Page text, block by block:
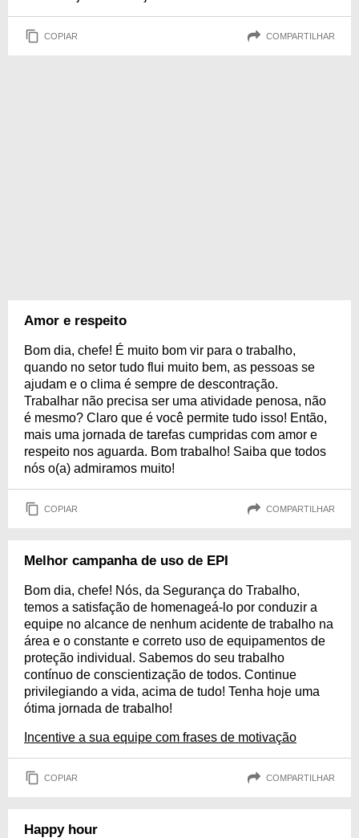
COPIAR COMPARTILHAR
Amor e respeito
Bom dia, chefe! É muito bom vir para o trabalho,
quando no setor tudo flui muito bem, as pessoas se
ajudam e o clima é sempre de descontração.
Trabalhar não precisa ser uma atividade penosa, não
é mesmo? Claro que é você permite tudo isso! Então,
mais uma jornada de tarefas cumpridas com amor e
respeito nos aguarda. Bom trabalho! Saiba que todos
nós o(a) admiramos muito!
COPIAR COMPARTILHAR
Melhor campanha de uso de EPI
Bom dia, chefe! Nós, da Segurança do Trabalho,
temos a satisfação de homenageá-lo por conduzir a
equipe no alcance de nenhum acidente de trabalho na
área e o constante e correto uso de equipamentos de
proteção individual. Sabemos do seu trabalho
contínuo de conscientização de todos. Continue
privilegiando a vida, acima de tudo! Tenha hoje uma
ótima jornada de trabalho!
Incentive a sua equipe com frases de motivação
COPIAR COMPARTILHAR
Happy hour